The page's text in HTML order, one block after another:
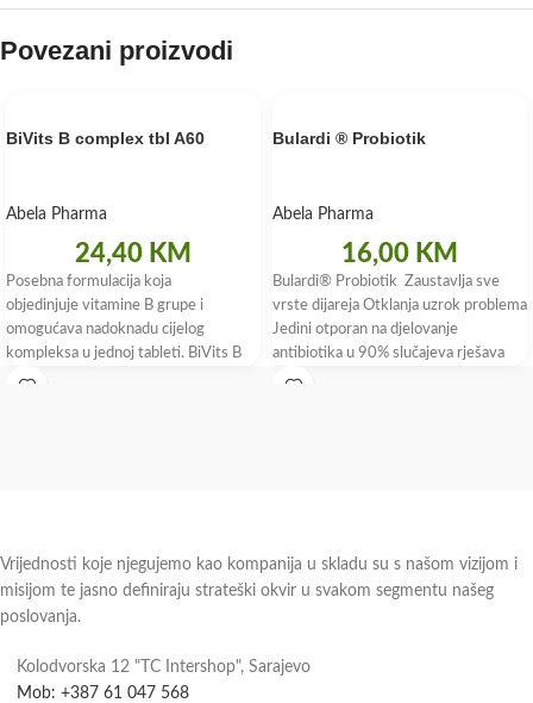
Povezani proizvodi
BiVits B complex tbl A60
Abela Pharma
24,40 KM
Posebna formulacija koja
objedinjuje vitamine B grupe i
omogućava nadoknadu cijelog
kompleksa u jednoj tableti. BiVits B
complex sadrži aktivni oblik folne
Bulardi ® Probiotik
Abela Pharma
16,00 KM
Bulardi® Probiotik Zaustavlja sve
vrste dijareja Otklanja uzrok problema
Jedini otporan na djelovanje
antibiotika u 90% slučajeva rješava
putnu dijareju Bulardi®
Vrijednosti koje njegujemo kao kompanija u skladu su s našom vizijom i
misijom te jasno definiraju strateški okvir u svakom segmentu našeg
poslovanja.
Kolodvorska 12 "TC Intershop", Sarajevo
Mob: +387 61 047 568